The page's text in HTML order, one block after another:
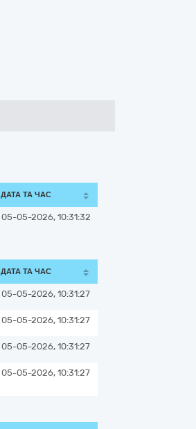
ДАТА ТА ЧАС
05-05-2026, 10:31:32
ДАТА ТА ЧАС
05-05-2026, 10:31:27
05-05-2026, 10:31:27
05-05-2026, 10:31:27
05-05-2026, 10:31:27